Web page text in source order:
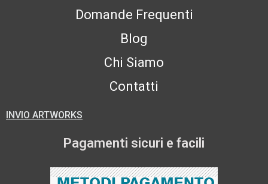
Domande Frequenti
Blog
Chi Siamo
Contatti
INVIO ARTWORKS
Pagamenti sicuri e facili